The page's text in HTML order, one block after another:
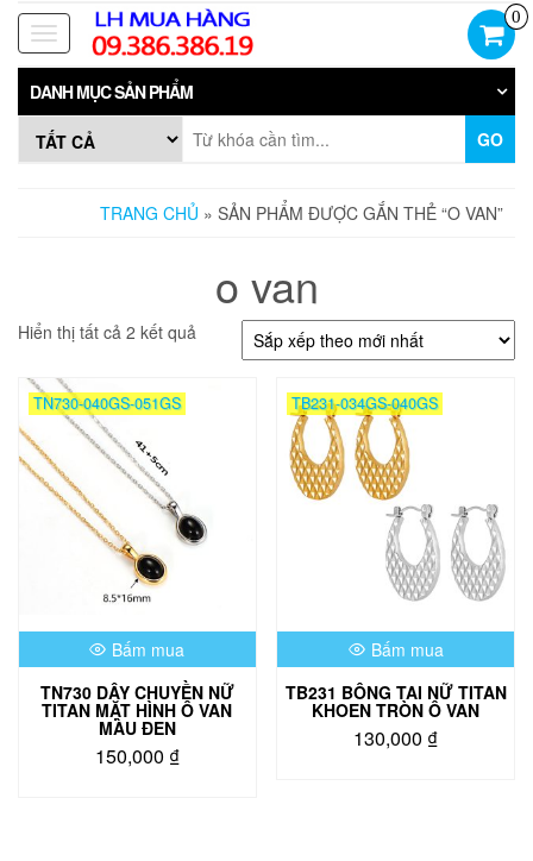
Skip
the
content
Toggle
navigation
0
DANH MỤC SẢN PHẨM
GO
TRANG CHỦ » SẢN PHẨM ĐƯỢC GẮN THẺ “O VAN”
o van
Hiển thị tất cả 2 kết quả
TN730-040GS-051GS
Bấm mua
TN730 DÂY CHUYỀN NỮ
TITAN MẶT HÌNH Ô VAN
MÀU ĐEN
150,000 ₫
TB231-034GS-040GS
Bấm mua
TB231 BÔNG TAI NỮ TITAN
KHOEN TRÒN Ô VAN
130,000 ₫